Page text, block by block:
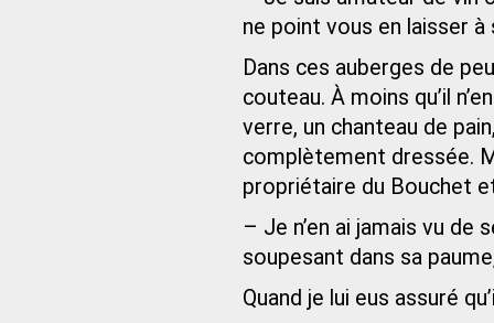
ne point vous en laisser à
Dans ces auberges de
couteau. À moins qu’il
verre, un chanteau de
complètement dressée.
propriétaire du Bouchet
– Je n’en ai jamais vu de
soupesant dans sa
Quand je lui eus assuré